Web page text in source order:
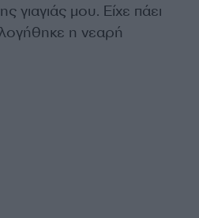
γιαγιάς μου. Είχε πάει
η νεαρή